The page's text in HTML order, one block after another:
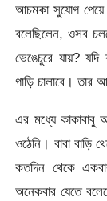
আচমকা সুযোগ পেয়ে
বলেছিলেন, ওসব
ভেঙেচুরে যায়?
গাড়ি চালাবে। তার
এর মধ্যে কাকাবাবু
ওঠেনি। বাবা বাড়ি
কতদিন থেকে
অনেকবার যেতে